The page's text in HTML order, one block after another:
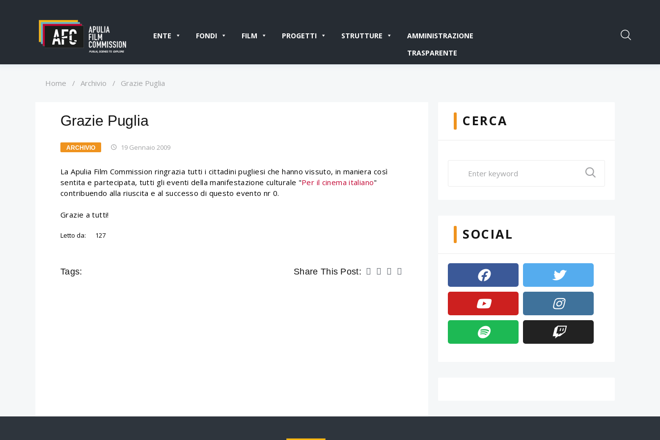
ENTE FONDI FILM PROGETTI STRUTTURE
AMMINISTRAZIONE
TRASPARENTE
Home / Archivio / Grazie Puglia
Grazie Puglia
ARCHIVIO 19 Gennaio 2009
La Apulia Film Commission ringrazia tutti i cittadini pugliesi che hanno vissuto, in maniera così
sentita e partecipata, tutti gli eventi della manifestazione culturale "Per il cinema italiano"
contribuendo alla riuscita e al successo di questo evento nr 0.
Grazie a tutti!
Letto da: 127
Tags: Share This Post:
CERCA
SOCIAL